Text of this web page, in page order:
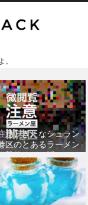
。
意】きたなシュラン
区のとあるラーメン
撃的すぎた話。